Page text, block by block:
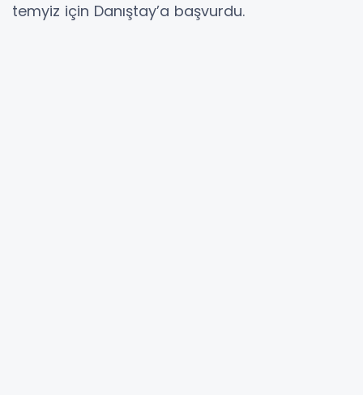
temyiz için Danıştay’a başvurdu.